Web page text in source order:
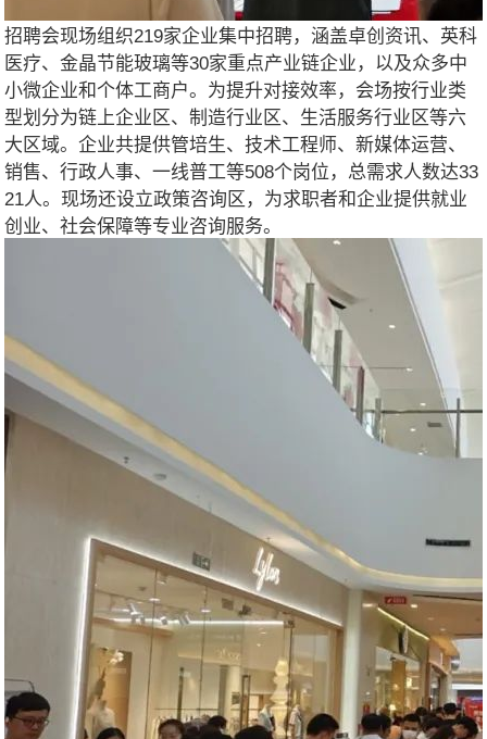
招聘会现场组织219家企业集中招聘，涵盖卓创资讯、英科
医疗、金晶节能玻璃等30家重点产业链企业，以及众多中
小微企业和个体工商户。为提升对接效率，会场按行业类
型划分为链上企业区、制造行业区、生活服务行业区等六
大区域。企业共提供管培生、技术工程师、新媒体运营、
销售、行政人事、一线普工等508个岗位，总需求人数达33
21人。现场还设立政策咨询区，为求职者和企业提供就业
创业、社会保障等专业咨询服务。